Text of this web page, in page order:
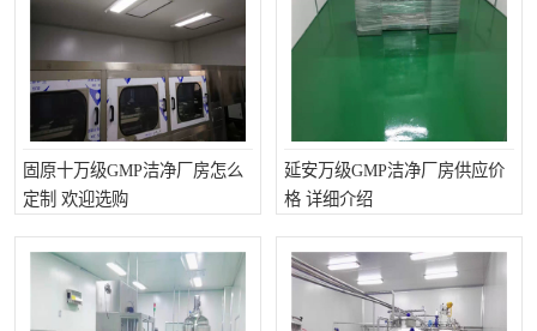
固原十万级GMP洁净厂房怎么
定制 欢迎选购
延安万级GMP洁净厂房供应价
格 详细介绍